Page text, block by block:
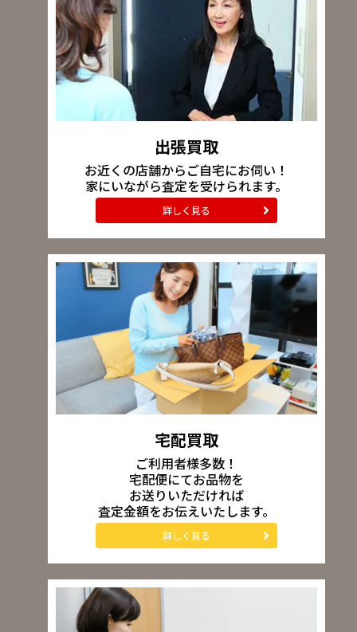
出張買取
お近くの店舗からご自宅にお伺い！
家にいながら査定を受けられます。
詳しく見る
宅配買取
ご利用者様多数！
宅配便にてお品物を
お送りいただければ
査定金額をお伝えいたします。
詳しく見る